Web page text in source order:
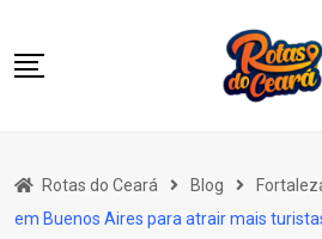
to
content
Quem Somos
Rotas do Ceará Blog
em Buenos Aires para atrair mais